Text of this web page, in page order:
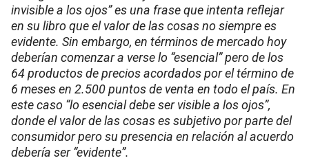
invisible a los ojos” es una frase que intenta reflejar
en su libro que el valor de las cosas no siempre es
evidente. Sin embargo, en términos de mercado hoy
deberían comenzar a verse lo “esencial” pero de los
64 productos de precios acordados por el término de
6 meses en 2.500 puntos de venta en todo el país. En
este caso “lo esencial debe ser visible a los ojos”,
donde el valor de las cosas es subjetivo por parte del
consumidor pero su presencia en relación al acuerdo
debería ser “evidente”.